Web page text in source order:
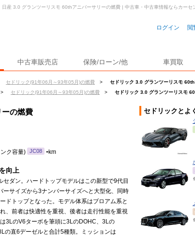
ログイン 閲
中古車販売店 保険/ローン/他 車買取
セドリック(91年06月～93年05月)の燃費 >
セドリック 3.0 グランツーリスモ
> セドリック(91年06月～93年05月)の燃費 > セドリック 3.0 グランツーリスモ
日産 3.0 グランツーリスモ 60thアニバーサリーの燃費 | 中古車・中古車情報ならカーセ
ーの燃費
ク容量) JC08 -km
向上
セダン。ハードトップモデルはこの新型で9代目
ーサイズから3ナンバーサイズへと大型化、同時
ドトップとなった。モデル体系はブロアム系と
、前者は快適性を重視、後者は走行性能を重視
3LのV6ターボを筆頭に3LのDOHC、3Lの
の直6デーゼルと合計5種類。ミッションは
セドリックとよ